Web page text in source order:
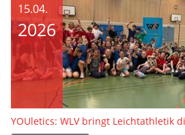
15.04.
2026
YOUletics: WLV bringt Leichtathletik